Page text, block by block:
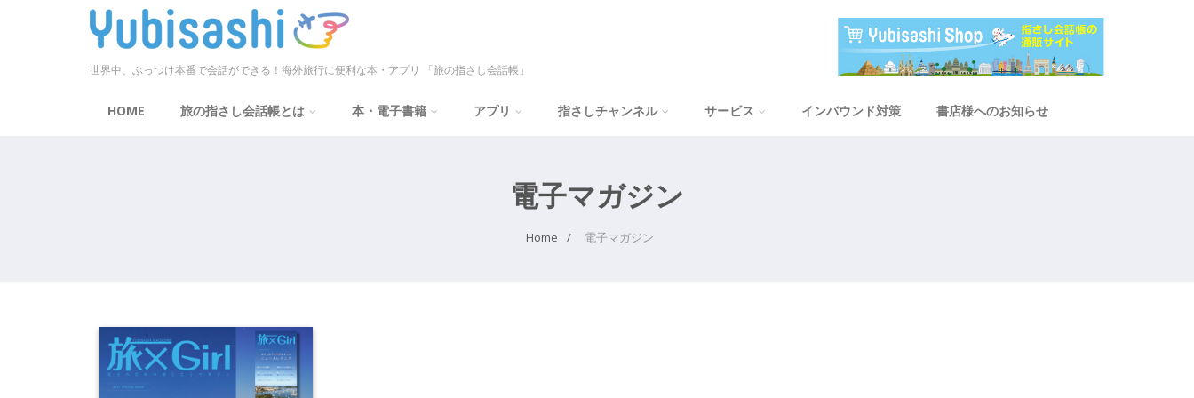
世界中、ぶっつけ本番で会話ができる！海外旅行に便利な本・アプリ 「旅の指さし会話帳」
HOME 旅の指さし会話帳とは 本・電子書籍 アプリ 指さしチャンネル サービス インバウンド対策 書店様へのお知らせ
電子マガジン
Home 電子マガジン